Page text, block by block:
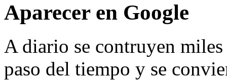
Aparecer en Google
A diario se contruyen
paso del tiempo y se